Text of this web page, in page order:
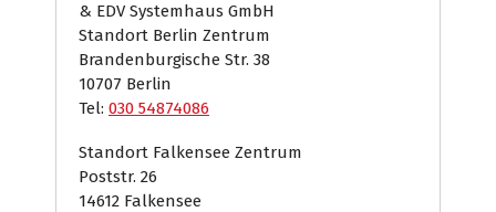
& EDV Systemhaus GmbH
Standort Berlin Zentrum
Brandenburgische Str. 38
10707 Berlin
Tel: 030 54874086
Standort Falkensee Zentrum
Poststr. 26
14612 Falkensee